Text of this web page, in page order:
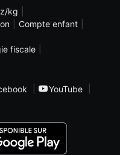
kg
Compte enfant
fiscale
YouTube